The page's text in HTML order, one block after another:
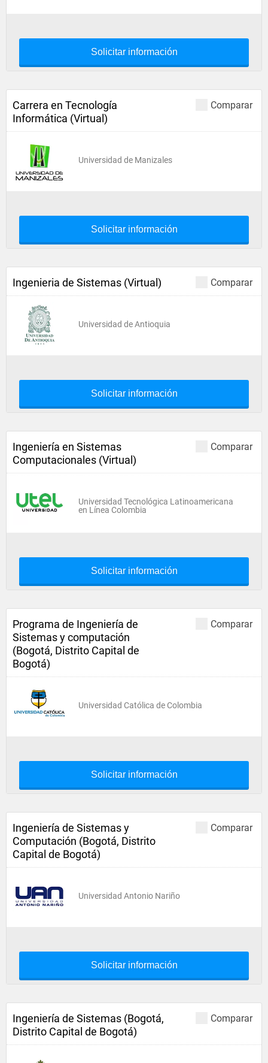
Solicitar información
Comparar
Carrera en Tecnología
Informática (Virtual)
Universidad de Manizales
Solicitar información
Comparar
Ingenieria de Sistemas (Virtual)
Universidad de Antioquia
Solicitar información
Comparar
Ingeniería en Sistemas
Computacionales (Virtual)
Universidad Tecnológica Latinoamericana
en Línea Colombia
Solicitar información
Comparar
Programa de Ingeniería de
Sistemas y computación
(Bogotá, Distrito Capital de
Bogotá)
Universidad Católica de Colombia
Solicitar información
Comparar
Ingeniería de Sistemas y
Computación (Bogotá, Distrito
Capital de Bogotá)
Universidad Antonio Nariño
Solicitar información
Comparar
Ingeniería de Sistemas (Bogotá,
Distrito Capital de Bogotá)